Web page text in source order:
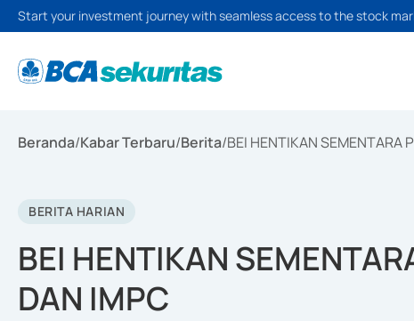
Start your investment journey with seamless access to the stock
Beranda/Kabar Terbaru/Berita/BEI HENTIKAN SEMENTARA
BERITA HARIAN
BEI HENTIKAN
DAN IMPC